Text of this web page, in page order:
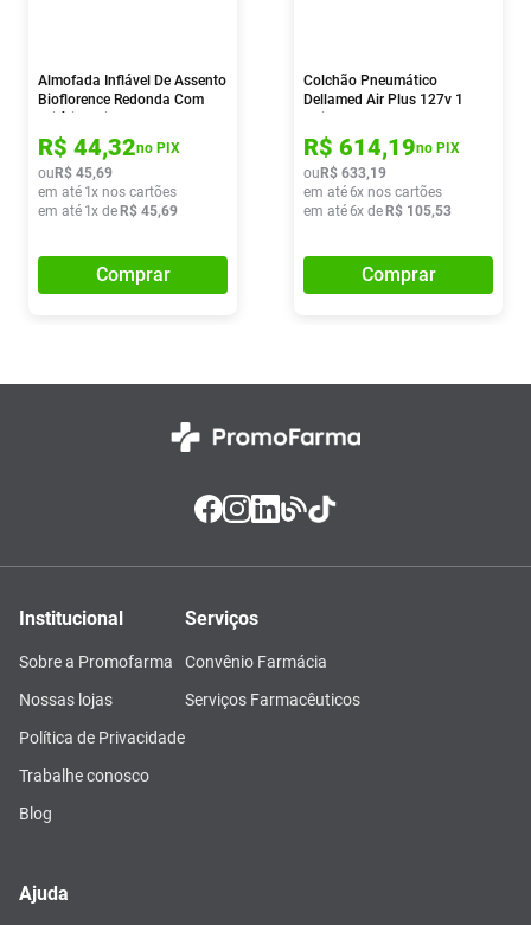
Almofada Inflável De Assento
Bioflorence Redonda Com
Unidade
R$ 44,32no PIX
ou R$ 45,69
em até 1x nos cartões
em até 1x de R$ 45,69
Comprar
Colchão Pneumático
Dellamed Air Plus 127v 1
R$ 614,19no PIX
ou R$ 633,19
em até6x nos cartões
em até6x de R$ 105,53
Comprar
Institucional
Sobre a Promofarma
Nossas lojas
Política de Privacidade
Trabalhe conosco
Blog
Serviços
Convênio Farmácia
Serviços Farmacêuticos
Ajuda